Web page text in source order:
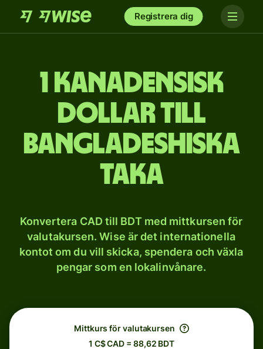
Registrera dig
1 kanadensisk
dollar till
bangladeshiska
taka
Konvertera CAD till BDT med mittkursen för
valutakursen. Wise är det internationella
kontot om du vill skicka, spendera och växla
pengar som en lokalinvånare.
Mittkurs för valutakursen
1 C$ CAD = 88,62 BDT